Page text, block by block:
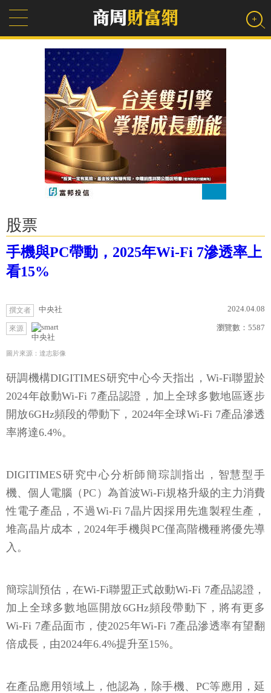
股票
手機與PC帶動，2025年Wi-Fi 7滲透率上
看15%
撰文者 中央社 2024.04.08
來源
中央社
瀏覽數： 5587
圖片來源：達志影像
研調機構DIGITIMES研究中心今天指出，Wi-Fi聯盟於
2024年啟動Wi-Fi 7產品認證，加上全球多數地區逐步
開放6GHz頻段的帶動下，2024年全球Wi-Fi 7產品滲透
率將達6.4%。
DIGITIMES研究中心分析師簡琮訓指出，智慧型手
機、個人電腦（PC）為首波Wi-Fi規格升級的主力消費
性電子產品，不過Wi-Fi 7晶片因採用先進製程生產，
堆高晶片成本，2024年手機與PC僅高階機種將優先導
入。
簡琮訓預估，在Wi-Fi聯盟正式啟動Wi-Fi 7產品認證，
加上全球多數地區開放6GHz頻段帶動下，將有更多
Wi-Fi 7產品面市，使2025年Wi-Fi 7產品滲透率有望翻
倍成長，由2024年6.4%提升至15%。
在產品應用領域上，他認為，除手機、PC等應用，延